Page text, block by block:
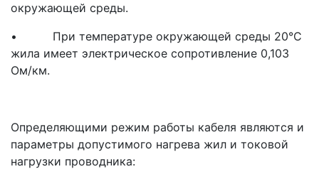
окружающей среды.
• При температуре окружающей среды 20°С
жила имеет электрическое сопротивление 0,103
Ом/км.
Определяющими режим работы кабеля являются и
параметры допустимого нагрева жил и токовой
нагрузки проводника: